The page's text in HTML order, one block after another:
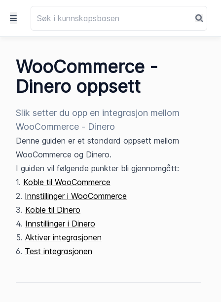
WooCommerce -
Dinero oppsett
Slik setter du opp en integrasjon mellom
WooCommerce - Dinero
Denne guiden er et standard oppsett mellom
WooCommerce og Dinero.
I guiden vil følgende punkter bli gjennomgått:
1. Koble til WooCommerce
2. Innstillinger i WooCommerce
3. Koble til Dinero
4. Innstillinger i Dinero
5. Aktiver integrasjonen
6. Test integrasjonen